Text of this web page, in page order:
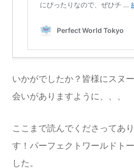
いかがでしたか？皆様にスヌ
会いがありますように、、、
ここまで読んでくださってあ
す！パーフェクトワールドト
した。